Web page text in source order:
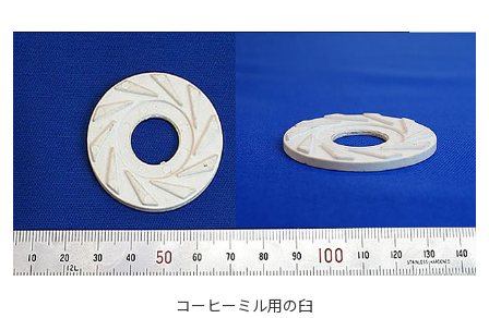
コーヒーミル用の臼